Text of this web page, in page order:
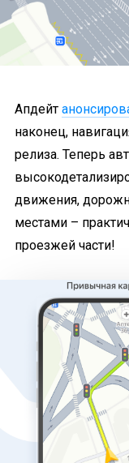
Апдейт
наконец,
релиза. Теперь
движения,
местами –
проезжей части!